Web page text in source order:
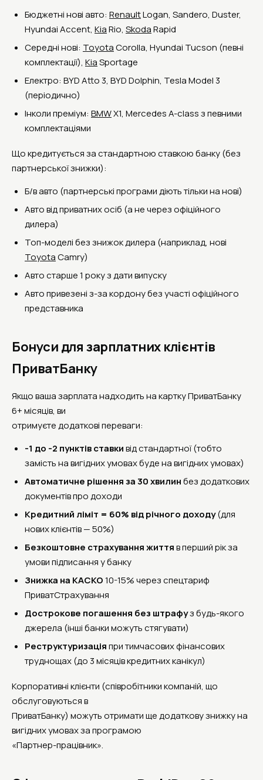
Бюджетні нові авто: RenaultLogan, Sandero, Duster,
Hyundai Accent, KiaRio, SkodaRapid
Середні нові: ToyotaCorolla, Hyundai Tucson (певні
комплектації), KiaSportage
Електро: BYD Atto 3, BYD Dolphin, Tesla Model 3
(періодично)
Інколи преміум: BMWX1, Mercedes A-class з певними
комплектаціями
Що кредитується за стандартною ставкою банку (без
партнерської знижки):
Б/в авто (партнерські програми діють тільки на нові)
Авто від приватних осіб (а не через офіційного
дилера)
Топ-моделі без знижок дилера (наприклад, нові
ToyotaCamry)
Авто старше 1 року з дати випуску
Авто привезені з-за кордону без участі офіційного
представника
Бонуси для зарплатних клієнтів
ПриватБанку
Якщо ваша зарплата надходить на картку ПриватБанку
6+ місяців, ви
отримуєте додаткові переваги:
-1 до -2 пунктів ставкивід стандартної (тобто
замість на вигідних умовах буде на вигідних умовах)
Автоматичне рішення за 30 хвилинбез додаткових
документів про доходи
Кредитний ліміт = 60% від річного доходу(для
нових клієнтів — 50%)
Безкоштовне страхування життяв перший рік за
умови підписання у банку
Знижка на КАСКО10-15% через спецтариф
ПриватСтрахування
Дострокове погашення без штрафуз будь-якого
джерела (інші банки можуть стягувати)
Реструктуризаціяпри тимчасових фінансових
труднощах (до 3 місяців кредитних канікул)
Корпоративні клієнти (співробітники компаній, що
обслуговуються в
ПриватБанку) можуть отримати ще додаткову знижку на
вигідних умовах за програмою
«Партнер-працівник».